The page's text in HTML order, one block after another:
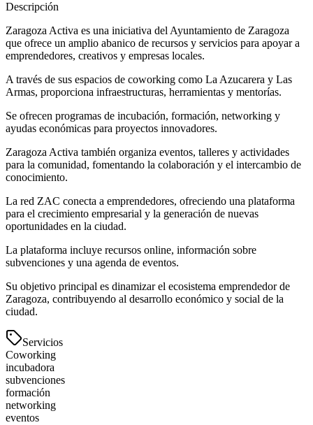
Descripción
Zaragoza Activa es una iniciativa del Ayuntamiento de Zaragoza
que ofrece un amplio abanico de recursos y servicios para apoyar a
emprendedores, creativos y empresas locales.
A través de sus espacios de coworking como La Azucarera y Las
Armas, proporciona infraestructuras, herramientas y mentorías.
Se ofrecen programas de incubación, formación, networking y
ayudas económicas para proyectos innovadores.
Zaragoza Activa también organiza eventos, talleres y actividades
para la comunidad, fomentando la colaboración y el intercambio de
conocimiento.
La red ZAC conecta a emprendedores, ofreciendo una plataforma
para el crecimiento empresarial y la generación de nuevas
oportunidades en la ciudad.
La plataforma incluye recursos online, información sobre
subvenciones y una agenda de eventos.
Su objetivo principal es dinamizar el ecosistema emprendedor de
Zaragoza, contribuyendo al desarrollo económico y social de la
ciudad.
Servicios
Coworking
incubadora
subvenciones
formación
networking
eventos